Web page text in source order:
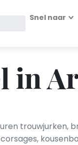
Snel naar
in
trouwjurken,